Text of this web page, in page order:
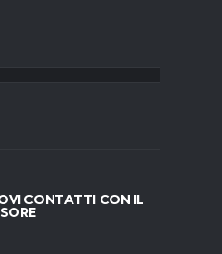
CONTATTI CON IL